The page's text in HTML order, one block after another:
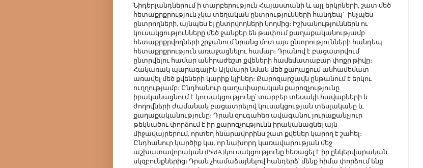
Նիդերլանդներում ի տարբերություն Հայաստանի և այլ երկրների, շատ մեծ
հետաքրքրություն չկա տեղական ընտրությունների հանդեպ՝ ինչպես
ընտրողների, այնպես էլ ընտրվողների կողմից։ Իշխանություններն ու
կուսակցությունները մեծ ջանքեր են թափում քաղաքականությամբ
հետաքրքրվողների շրջանում նրանց մոտ այս ընտրությունների հանդեպ
հետաքրքրություն առաջացնելու համար։ Դրանով է բացատրվում
ընտրվելու համար անհրաժեշտ քվեների համեմատաբար փոքր թիվը։
Հակառակ պարագային Ալկմարի նման մեծ քաղաքում անհամեմատ
առավել մեծ քվեների կարիք կլիներ։ Քարոզարշավն ընթանում է երկու
ուղղությամբ։ Ընդհանուր գաղափարական քարոզչությունը
իրականացնում է կուսակցությունը՝ տարբեր տեսակի հավաքների և
ժողովների ժամանակ բացատրելով կուսակցության տեսլականը և
քաղաքականությունը։ Դրան զուգահեռ ավագանու յուրաքանչյուր
թեկնածու փորձում է իր քարոզչությունն իրականացնել այն
միջավայրերում, որտեղ հնարավորինս շատ քվեներ կարող է շահել։
Ընդհանուր կարծիք կա, որ նախորդ կառավարության մեջ
աշխատավորական (PvdA)կուսակցությունը հեռացել է իր ընկերվարական
սկզբունքներից։ Դրան չհամաձայնելով հանդերձ՝ մենք հիմա փորձում ենք